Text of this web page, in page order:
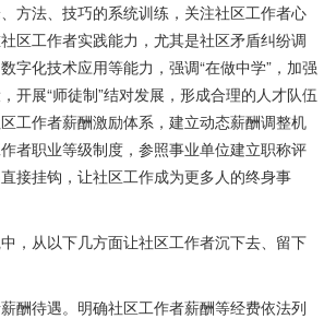
方法、技巧的系统训练，关注社区工作者心
区工作者实践能力，尤其是社区矛盾纠纷调
字化技术应用等能力，强调“在做中学”，加强
展“师徒制”结对发展，形成合理的人才队伍
工作者薪酬激励体系，建立动态薪酬调整机
者职业等级制度，参照事业单位建立职称评
接挂钩，让社区工作成为更多人的终身事
，从以下几方面让社区工作者沉下去、留下
酬待遇。明确社区工作者薪酬等经费依法列